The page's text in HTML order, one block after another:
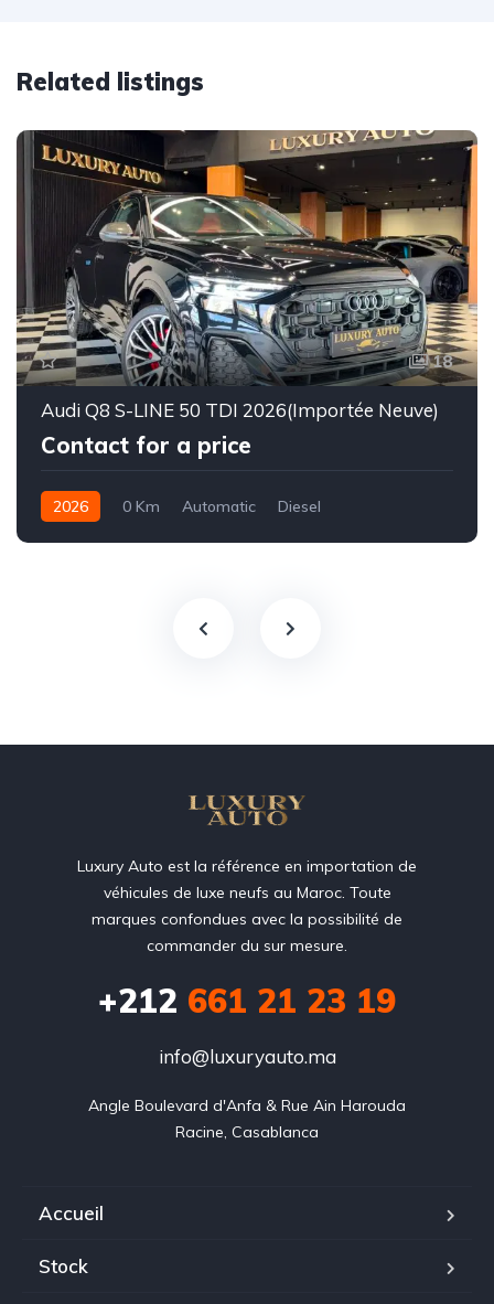
Related listings
18
Audi Q8 S-LINE 50 TDI 2026(Importée Neuve)
Contact for a price
2026 0 Km Automatic Diesel
Luxury Auto est la référence en importation de
véhicules de luxe neufs au Maroc. Toute
marques confondues avec la possibilité de
commander du sur mesure.
+212 ‭661 21 23 19‬
info@luxuryauto.ma
Angle Boulevard d'Anfa & Rue Ain Harouda
Racine, Casablanca
Accueil
Stock